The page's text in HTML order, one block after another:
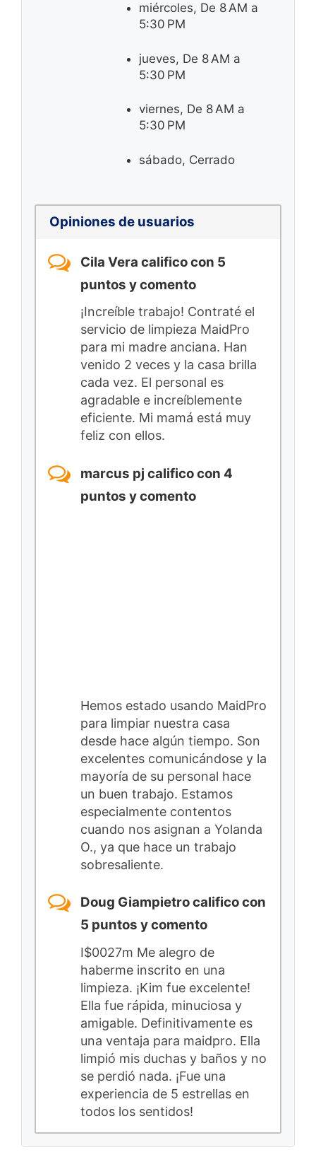
miércoles, De 8 AM a
5:30 PM
jueves, De 8 AM a
5:30 PM
viernes, De 8 AM a
5:30 PM
sábado, Cerrado
Opiniones de usuarios
Cila Vera califico con 5
puntos y comento
¡Increíble trabajo! Contraté el
servicio de limpieza MaidPro
para mi madre anciana. Han
venido 2 veces y la casa brilla
cada vez. El personal es
agradable e increíblemente
eficiente. Mi mamá está muy
feliz con ellos.
marcus pj califico con 4
puntos y comento
Hemos estado usando MaidPro
para limpiar nuestra casa
desde hace algún tiempo. Son
excelentes comunicándose y la
mayoría de su personal hace
un buen trabajo. Estamos
especialmente contentos
cuando nos asignan a Yolanda
O., ya que hace un trabajo
sobresaliente.
Doug Giampietro califico con
5 puntos y comento
I$0027m Me alegro de
haberme inscrito en una
limpieza. ¡Kim fue excelente!
Ella fue rápida, minuciosa y
amigable. Definitivamente es
una ventaja para maidpro. Ella
limpió mis duchas y baños y no
se perdió nada. ¡Fue una
experiencia de 5 estrellas en
todos los sentidos!